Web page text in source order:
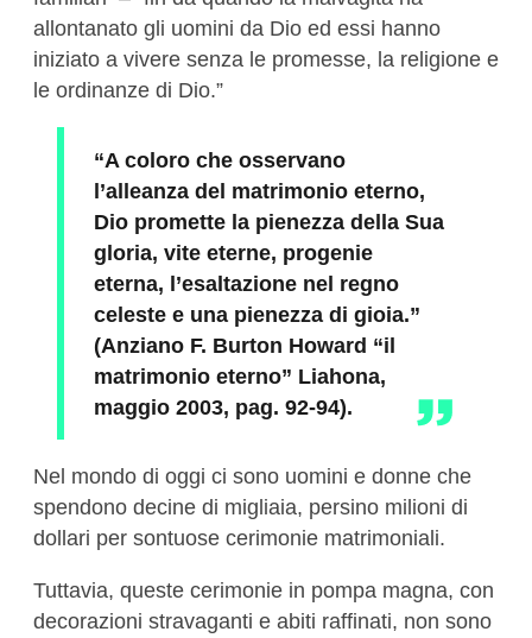
allontanato gli uomini da Dio ed essi hanno
iniziato a vivere senza le promesse, la religione e
le ordinanze di Dio.”
“A coloro che osservano
l’alleanza del matrimonio eterno,
Dio promette la pienezza della Sua
gloria, vite eterne, progenie
eterna, l’esaltazione nel regno
celeste e una pienezza di gioia.”
(Anziano F. Burton Howard “il
matrimonio eterno” Liahona,
maggio 2003, pag. 92-94).
Nel mondo di oggi ci sono uomini e donne che
spendono decine di migliaia, persino milioni di
dollari per sontuose cerimonie matrimoniali.
Tuttavia, queste cerimonie in pompa magna, con
decorazioni stravaganti e abiti raffinati, non sono